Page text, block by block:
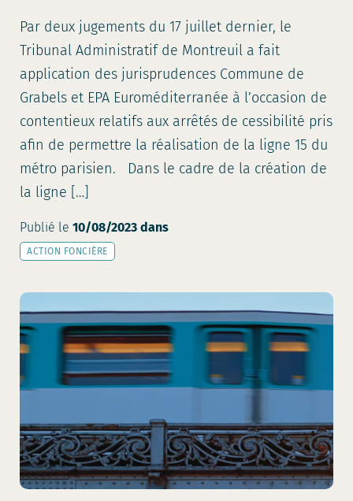
Par deux jugements du 17 juillet dernier, le
Tribunal Administratif de Montreuil a fait
application des jurisprudences Commune de
Grabels et EPA Euroméditerranée à l’occasion de
contentieux relatifs aux arrêtés de cessibilité pris
afin de permettre la réalisation de la ligne 15 du
métro parisien. Dans le cadre de la création de
la ligne […]
Publié le 10/08/2023 dans
ACTION FONCIÈRE